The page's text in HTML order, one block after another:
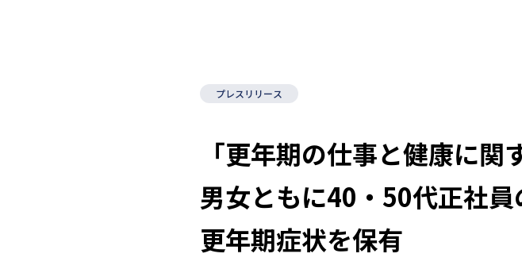
プレスリリース
「更年期の仕事と健康に
男女ともに40・50代正社
更年期症状を保有